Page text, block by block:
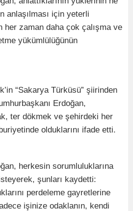
anlaşılması için yeterli
her zaman daha çok çalışma ve
yükümlülüğünün
“Sakarya Türküsü” şiirinden
Erdoğan,
ter dökmek ve şehirdeki her
olduklarını ifade etti.
herkesin sorumluluklarına
şunları kaydetti:
perdeleme gayretlerine
işinize odaklanın, kendi